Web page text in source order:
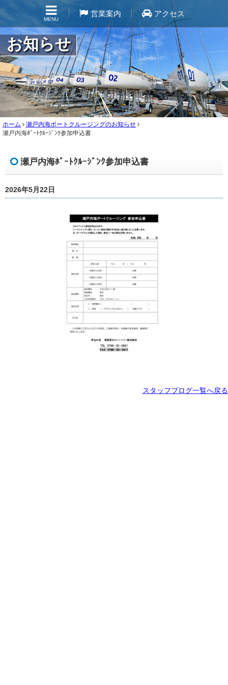
MENU
営業案内 アクセス
お知らせ
ホーム
瀬戸内海ボートクルージングのお知らせ
瀬戸内海ﾎﾞｰﾄｸﾙｰｼﾞﾝｸ参加申込書
瀬戸内海ﾎﾞｰﾄｸﾙｰｼﾞﾝｸ参加申込書
2026年5月22日
スタッフブログ一覧へ戻る